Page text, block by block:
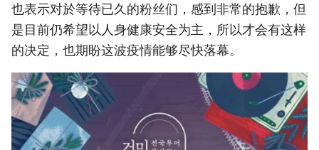
也表示对於等待已久的粉丝们，感到非常的抱歉，但
是目前仍希望以人身健康安全为主，所以才会有这样
的决定，也期盼这波疫情能够尽快落幕。